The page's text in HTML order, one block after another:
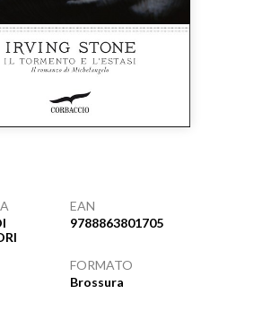
EAN
9788863801705
FORMATO
Brossura